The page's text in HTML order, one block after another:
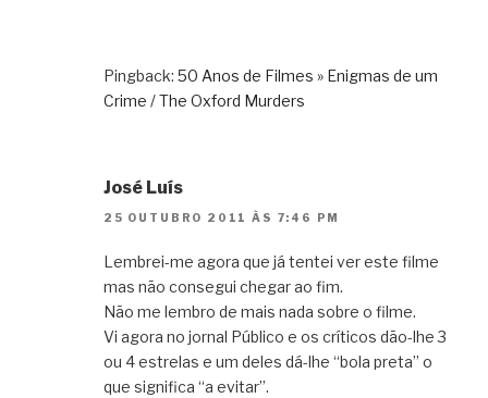
Pingback: 50 Anos de Filmes » Enigmas de um
Crime / The Oxford Murders
José Luís
25 OUTUBRO 2011 ÀS 7:46 PM
Lembrei-me agora que já tentei ver este filme
mas não consegui chegar ao fim.
Não me lembro de mais nada sobre o filme.
Vi agora no jornal Público e os críticos dão-lhe 3
ou 4 estrelas e um deles dá-lhe “bola preta” o
que significa “a evitar”.